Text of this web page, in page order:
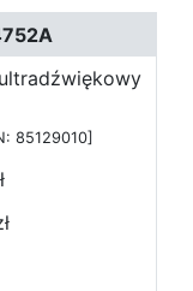
85129010]